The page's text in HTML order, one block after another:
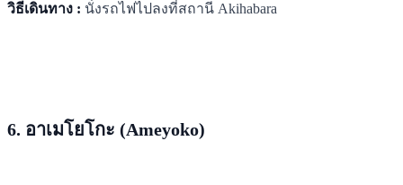
วิธีเดินทาง : นั่งรถไฟไปลงที่สถานี Akihabara
6. อาเมโยโกะ (Ameyoko)